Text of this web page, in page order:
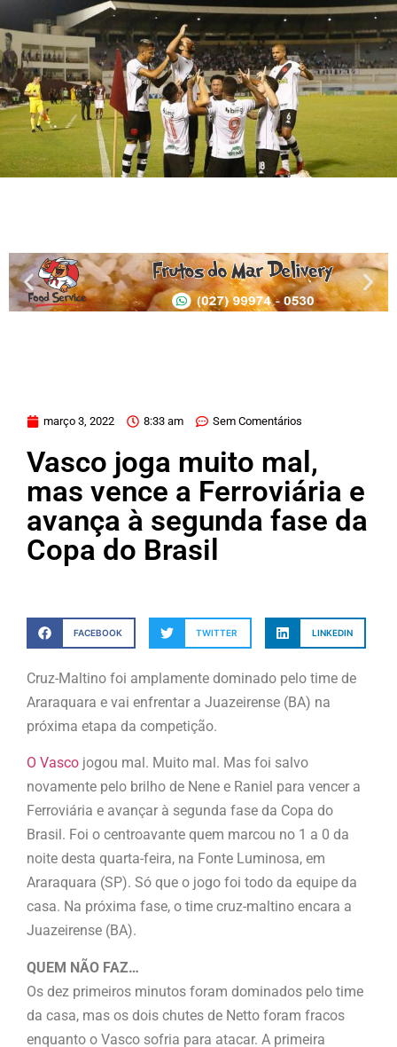
março 3, 2022 8:33 am Sem Comentários
Vasco joga muito mal,
mas vence a Ferroviária e
avança à segunda fase da
Copa do Brasil
FACEBOOK TWITTER LINKEDIN
Cruz-Maltino foi amplamente dominado pelo time de
Araraquara e vai enfrentar a Juazeirense (BA) na
próxima etapa da competição.
O Vasco jogou mal. Muito mal. Mas foi salvo
novamente pelo brilho de Nene e Raniel para vencer a
Ferroviária e avançar à segunda fase da Copa do
Brasil. Foi o centroavante quem marcou no 1 a 0 da
noite desta quarta-feira, na Fonte Luminosa, em
Araraquara (SP). Só que o jogo foi todo da equipe da
casa. Na próxima fase, o time cruz-maltino encara a
Juazeirense (BA).
QUEM NÃO FAZ…
Os dez primeiros minutos foram dominados pelo time
da casa, mas os dois chutes de Netto foram fracos
enquanto o Vasco sofria para atacar. A primeira